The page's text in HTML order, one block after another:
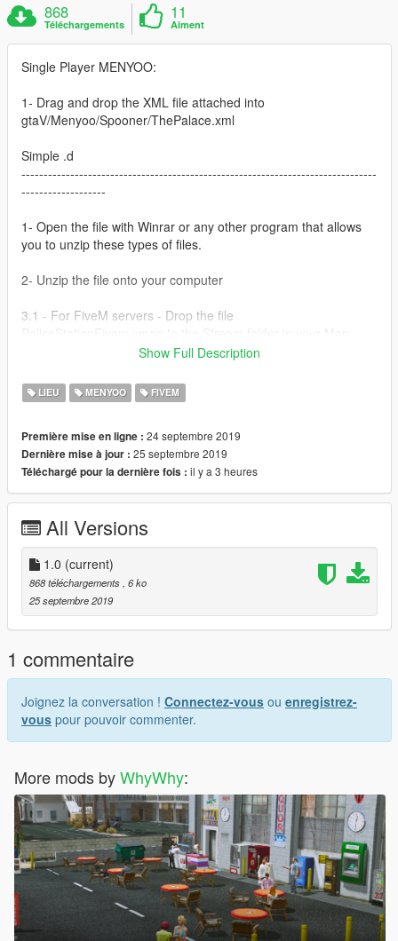
868
Téléchargements
11
Aiment
Single Player MENYOO:
1- Drag and drop the XML file attached into
gtaV/Menyoo/Spooner/ThePalace.xml
Simple .d
--------------------------------------------------------------------------------
-------------------
1- Open the file with Winrar or any other program that allows
you to unzip these types of files.
2- Unzip the file onto your computer
3.1 - For FiveM servers - Drop the file
- Fps friendly.
- CCTV's
- Chill and Relax.
Made by Y U R I
Show Full Description
LIEU MENYOO FIVEM
Première mise en ligne : 24 septembre 2019
Dernière mise à jour : 25 septembre 2019
Téléchargé pour la dernière fois : il y a 3 heures
All Versions
1.0 (current)
868 téléchargements, 6 ko
25 septembre 2019
1 commentaire
Joignez la conversation ! Connectez-vous ou enregistrez-
vous pour pouvoir commenter.
More mods byWhyWhy: